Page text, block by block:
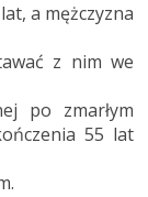
a mężczyzna
z nim we
po zmarłym
55 lat